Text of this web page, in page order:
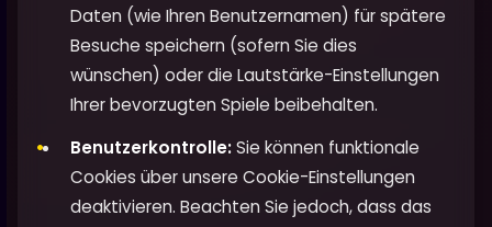
Daten (wie Ihren Benutzernamen) für spätere
Besuche speichern (sofern Sie dies
wünschen) oder die Lautstärke-Einstellungen
Ihrer bevorzugten Spiele beibehalten.
Benutzerkontrolle:Sie können funktionale
Cookies über unsere Cookie-Einstellungen
deaktivieren. Beachten Sie jedoch, dass das